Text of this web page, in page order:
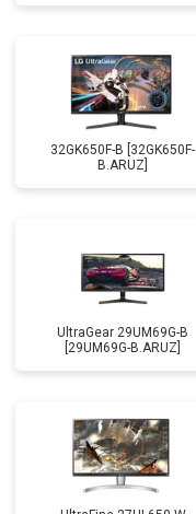
32GK650F-B [32GK650F-
B.ARUZ]
UltraGear 29UM69G-B
[29UM69G-B.ARUZ]